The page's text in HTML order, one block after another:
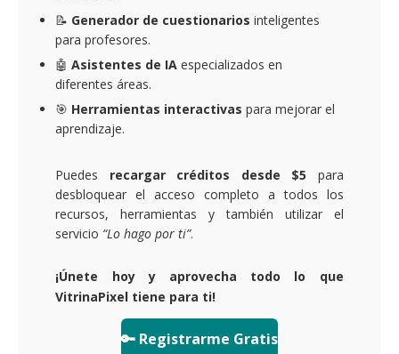
📝 Generador de cuestionarios inteligentes
para profesores.
🤖Asistentes de IA especializados en
diferentes áreas.
🎯 Herramientas interactivas para mejorar el
aprendizaje.
Puedes recargar créditos desde $5 para
desbloquear el acceso completo a todos los
recursos, herramientas y también utilizar el
servicio “Lo hago por ti”.
¡Únete hoy y aprovecha todo lo que
VitrinaPixel tiene para ti!
🔑 Registrarme Gratis